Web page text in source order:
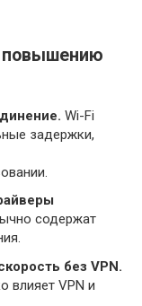
повышению
Wi-Fi
задержки,
содержат
без VPN.
влияет VPN и